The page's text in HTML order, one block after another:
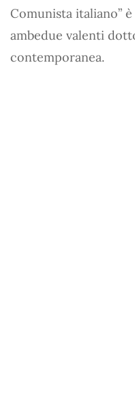
Comunista italiano”
ambedue valenti
contemporanea.